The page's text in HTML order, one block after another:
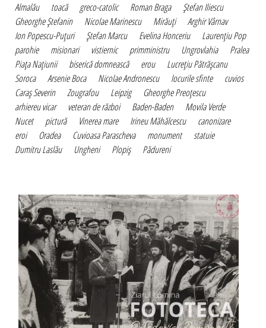
Almalău toacă greco-catolic Roman Braga
Ştefan Iliescu
Gheorghe Ştefanin
Nicolae Marinescu Mirăuţi
Arghir Vârnav
Ion Popescu-Puţuri
Ştefan Marcu Evelina Honceriu
Laurenţiu Pop
parohie
misionari vistiernic primministru Ungrovlahia
Pralea
Piaţa Naţiunii
biserică domnească erou
Lucreţiu Pătrăşcanu
Soroca
Arsenie Boca Nicolae Andronescu locurile sfinte
cuvios
Caraş Severin
Zougrafou Leipzig
Gheorghe Preoţescu
arhiereu vicar
veteran de război Baden-Baden
Movila Verde
Nucet
pictură Vinerea mare Irineu Măhălcescu
canonizare
eroi
Oradea Cuvioasa Parascheva monument
statuie
Dumitru Laslău
Ungheni Plopiş Pădureni